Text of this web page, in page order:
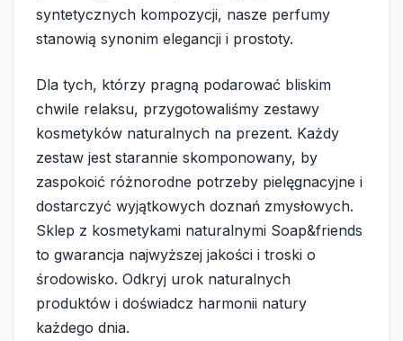
syntetycznych kompozycji, nasze perfumy
stanowią synonim elegancji i prostoty.
Dla tych, którzy pragną podarować bliskim
chwile relaksu, przygotowaliśmy zestawy
kosmetyków naturalnych na prezent. Każdy
zestaw jest starannie skomponowany, by
zaspokoić różnorodne potrzeby pielęgnacyjne i
dostarczyć wyjątkowych doznań zmysłowych.
Sklep z kosmetykami naturalnymi Soap&friends
to gwarancja najwyższej jakości i troski o
środowisko. Odkryj urok naturalnych
produktów i doświadcz harmonii natury
każdego dnia.